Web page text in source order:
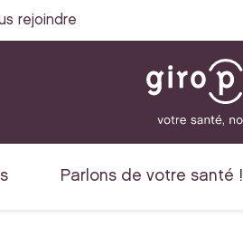
rejoindre
Parlons de votre santé !